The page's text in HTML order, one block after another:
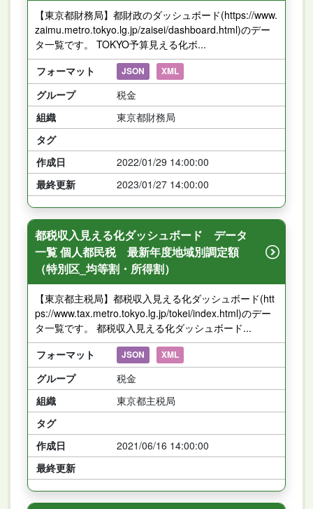
【東京都財務局】都財政のダッシュボード(https://www.
zaimu.metro.tokyo.lg.jp/zaisei/dashboard.html)のデー
タ一覧です。 TOKYO予算見える化ボ...
フォーマット
JSON XML
グループ
税金
組織
東京都財務局
タグ
作成日
2022/01/29 14:00:00
最終更新
2023/01/27 14:00:00
都税収入見える化ダッシュボード データ
一覧 個人都民税 最新年度地域別調定額
（特別区_均等割・所得割）
【東京都主税局】都税収入見える化ダッシュボード(htt
ps://www.tax.metro.tokyo.lg.jp/tokei/index.html)のデー
タ一覧です。 都税収入見える化ダッシュボード...
フォーマット
JSON XML
グループ
税金
組織
東京都主税局
タグ
作成日
2021/06/16 14:00:00
最終更新